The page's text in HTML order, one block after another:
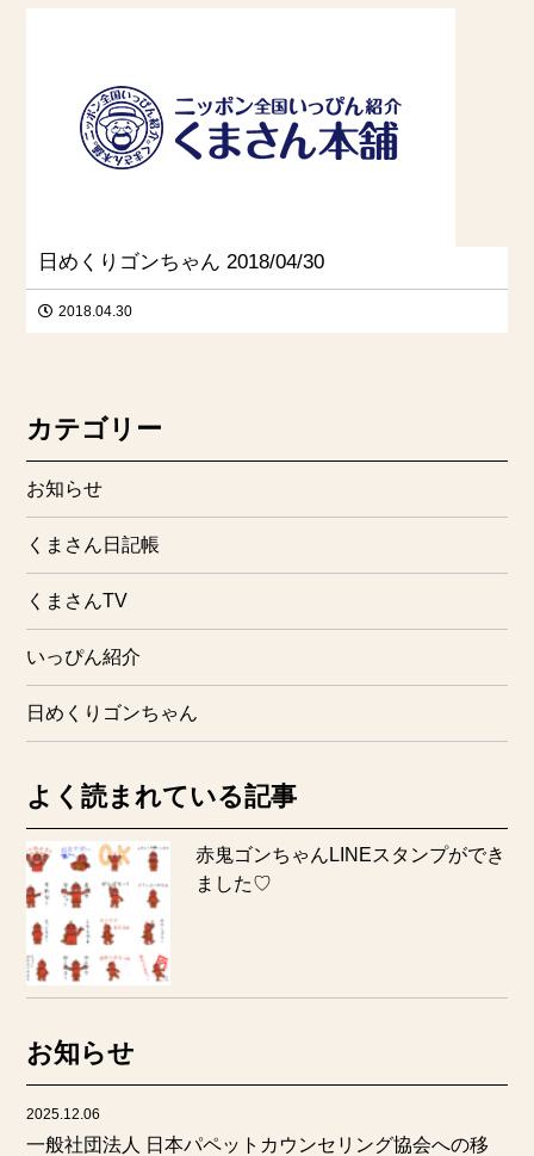
日めくりゴンちゃん 2018/04/30
2018.04.30
カテゴリー
お知らせ
くまさん日記帳
くまさんTV
いっぴん紹介
日めくりゴンちゃん
よく読まれている記事
赤鬼ゴンちゃんLINEスタンプができ
ました♡
お知らせ
2025.12.06
一般社団法人 日本パペットカウンセリング協会への移